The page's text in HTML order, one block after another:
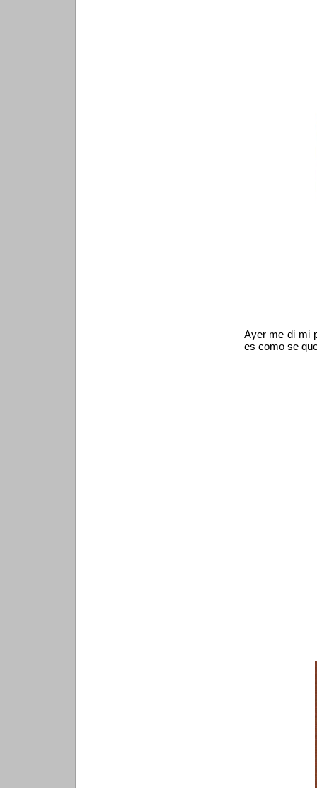
Ayer me di mi
es como se